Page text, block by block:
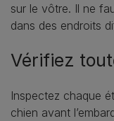
sur le vôtre. Il ne
dans des endroits
Vérifiez
Inspectez chaque
chien avant